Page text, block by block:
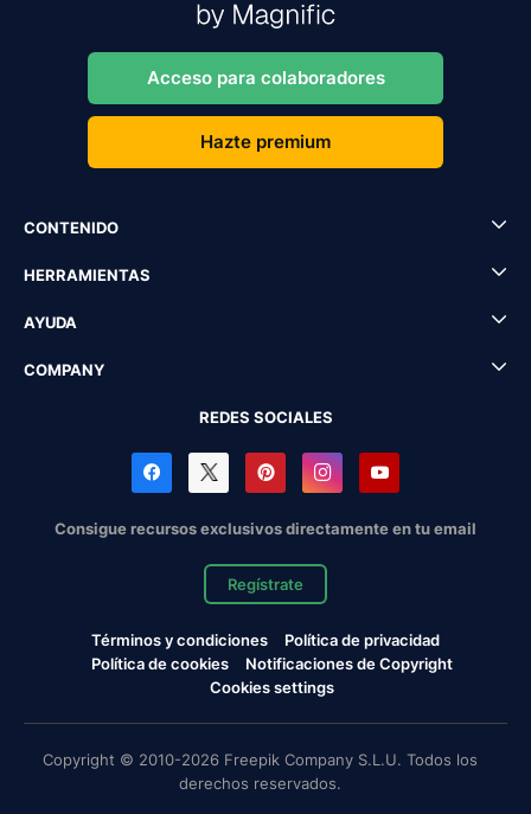
Acceso para colaboradores
Hazte premium
CONTENIDO
HERRAMIENTAS
AYUDA
COMPANY
REDES SOCIALES
Consigue recursos exclusivos directamente en tu email
Regístrate
Términos y condiciones
Política de privacidad
Política de cookies
Notificaciones de Copyright
Cookies settings
Copyright © 2010-2026 Freepik Company S.L.U. Todos los
derechos reservados.